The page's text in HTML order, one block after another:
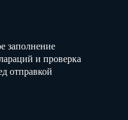
заполнение
и проверка
отправкой